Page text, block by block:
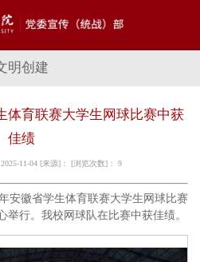
明创建
体育联赛大学生网球比赛中获
佳绩
11-04 [来源]： [浏览次数]： 9
安徽省学生体育联赛大学生网球比赛
举行。我校网球队在比赛中获佳绩。